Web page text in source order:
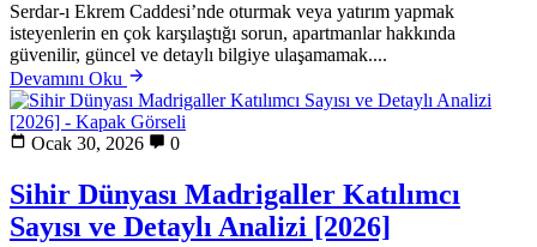
Serdar-ı Ekrem Caddesi’nde oturmak veya yatırım yapmak
isteyenlerin en çok karşılaştığı sorun, apartmanlar hakkında
güvenilir, güncel ve detaylı bilgiye ulaşamamak....
Devamını Oku
Ocak 30, 2026 0
Sihir Dünyası Madrigaller Katılımcı
Sayısı ve Detaylı Analizi [2026]